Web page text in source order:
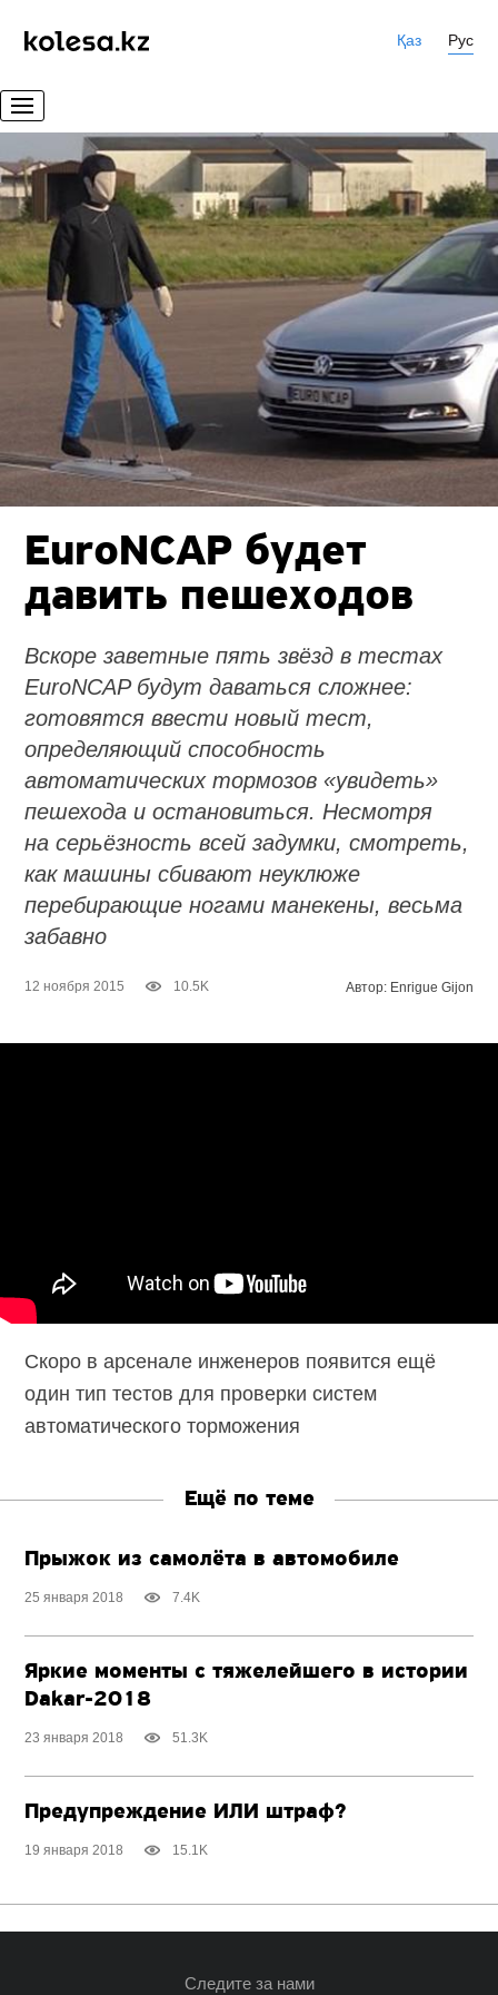
Қаз Рус
EuroNCAP будет
давить пешеходов
Вскоре заветные пять звёзд в тестах
EuroNCAP будут даваться сложнее:
готовятся ввести новый тест,
определяющий способность
автоматических тормозов «увидеть»
пешехода и остановиться. Несмотря
на серьёзность всей задумки, смотреть,
как машины сбивают неуклюже
перебирающие ногами манекены, весьма
забавно
12 ноября 2015 10.5K Автор: Enrigue Gijon
Скоро в арсенале инженеров появится ещё
один тип тестов для проверки систем
автоматического торможения
Ещё по теме
Прыжок из самолёта в автомобиле
25 января 2018 7.4K
Яркие моменты с тяжелейшего в истории
Dakar-2018
23 января 2018 51.3K
Предупреждение ИЛИ штраф?
19 января 2018 15.1K
Следите за нами